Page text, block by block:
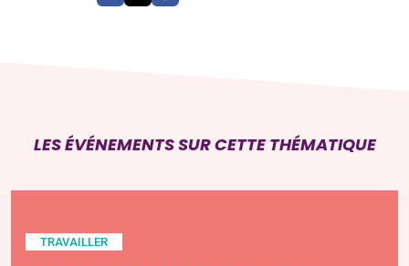
LES ÉVÉNEMENTS SUR CETTE THÉMATIQUE
TRAVAILLER